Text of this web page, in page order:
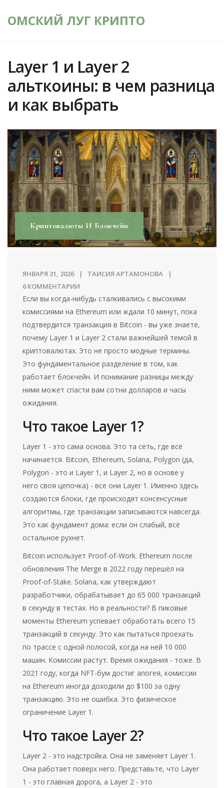
ОМСКИЙ ЛУГ КРИПТО
Layer 1 и Layer 2
альткоины: в чем разница
и как выбрать
Криптовалюты И Блокчейн
ЯНВАРЯ 31, 2026
ТАИСИЯ АРТАМОНОВА
6 КОММЕНТАРИИ
Если вы когда-нибудь сталкивались с высокими
комиссиями на Ethereum или ждали 10 минут, пока
подтвердится транзакция в Bitcoin - вы уже знаете,
почему Layer 1 и Layer 2 стали важнейшей темой в
криптовалютах. Это не просто модные термины.
Это фундаментальное разделение в том, как
работает блокчейн. И понимание разницы между
ними может спасти вам сотни долларов и часы
ожидания.
Что такое Layer 1?
Layer 1 - это сама основа. Это та сеть, где всё
начинается. Bitcoin, Ethereum, Solana, Polygon (да,
Polygon - это и Layer 1, и Layer 2, но в основе у
него своя цепочка) - все они Layer 1. Именно здесь
создаются блоки, где происходят консенсусные
алгоритмы, где транзакции записываются навсегда.
Это как фундамент дома: если он слабый, всё
остальное рухнет.
Bitcoin использует Proof-of-Work. Ethereum после
обновления The Merge в 2022 году перешёл на
Proof-of-Stake. Solana, как утверждают
разработчики, обрабатывает до 65 000 транзакций
в секунду в тестах. Но в реальности? В пиковые
моменты Ethereum успевает обработать всего 15
транзакций в секунду. Это как пытаться проехать
по трассе с одной полосой, когда на ней 10 000
машин. Комиссии растут. Время ожидания - тоже. В
2021 году, когда NFT-бум достиг апогея, комиссии
на Ethereum иногда доходили до $100 за одну
транзакцию. Это не ошибка. Это физическое
ограничение Layer 1.
Что такое Layer 2?
Layer 2 - это надстройка. Она не заменяет Layer 1.
Она работает поверх него. Представьте, что Layer
1 - это главная дорога, а Layer 2 - это